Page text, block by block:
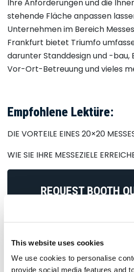
This website uses cookies
We use cookies to personalise
provide social media features and
Ihre Anforderungen und die
stehende Fläche anpassen
Unternehmen im Bereich
Frankfurt bietet Triumfo
darunter Standdesign und -bau,
Vor-Ort-Betreuung und vieles
Empfohlene Lektüre:
DIE VORTEILE EINES 20×20
WIE SIE IHRE MESSEZIELE
REQUEST BOOTH
Contact Name*
Company Name*